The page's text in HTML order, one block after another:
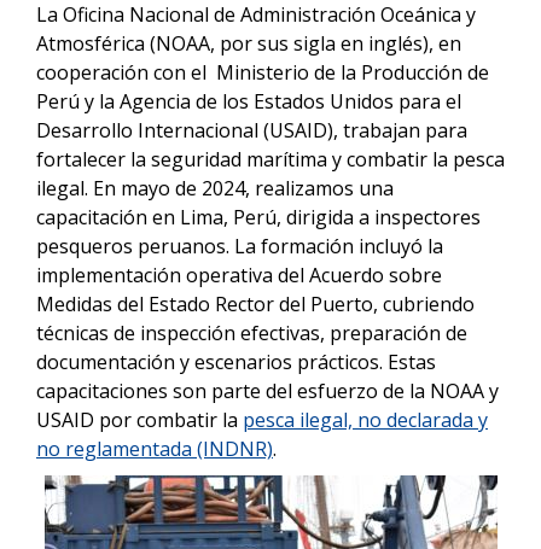
La Oficina Nacional de Administración Oceánica y
Atmosférica (NOAA, por sus sigla en inglés), en
cooperación con el Ministerio de la Producción de
Perú y la Agencia de los Estados Unidos para el
Desarrollo Internacional (USAID), trabajan para
fortalecer la seguridad marítima y combatir la pesca
ilegal. En mayo de 2024, realizamos una
capacitación en Lima, Perú, dirigida a inspectores
pesqueros peruanos. La formación incluyó la
implementación operativa del Acuerdo sobre
Medidas del Estado Rector del Puerto, cubriendo
técnicas de inspección efectivas, preparación de
documentación y escenarios prácticos. Estas
capacitaciones son parte del esfuerzo de la NOAA y
USAID por combatir la pesca ilegal, no declarada y
no reglamentada (INDNR).
Image